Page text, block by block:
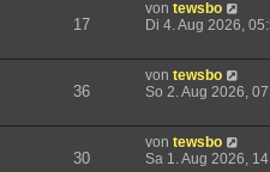
17
von tewsbo
Di 4. Aug 2026,
36
von tewsbo
So 2. Aug 2026,
30
von tewsbo
Sa 1. Aug 2026,